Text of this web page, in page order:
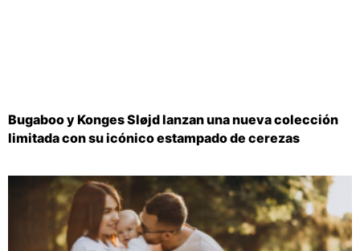
Bugaboo y Konges Sløjd lanzan una nueva colección
limitada con su icónico estampado de cerezas